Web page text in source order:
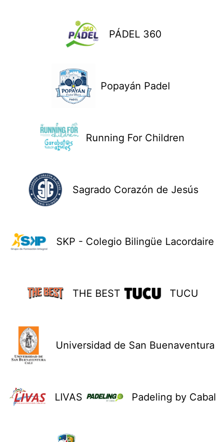
PÁDEL 360
Popayán Padel
Running For Children
Sagrado Corazón de Jesús
SKP - Colegio Bilingüe Lacordaire
THE BEST TUCU
Universidad de San Buenaventura
LIVAS Padeling by Cabal